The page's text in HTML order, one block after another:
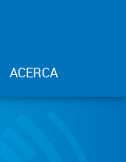
ACERCA